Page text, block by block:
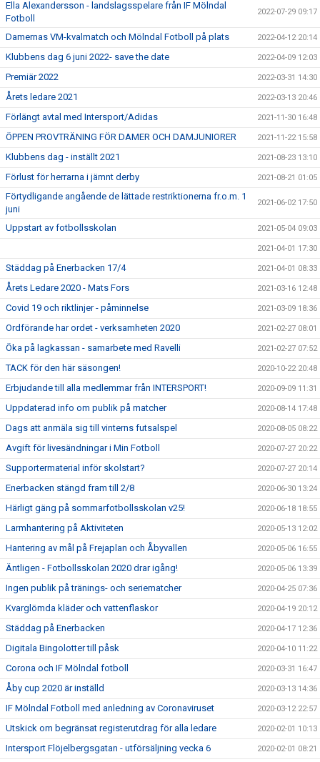
Ella Alexandersson - landslagsspelare från IF Mölndal
Fotboll
2022-07-29 09:17
Damernas VM-kvalmatch och Mölndal Fotboll på plats 2022-04-12 20:14
Klubbens dag 6 juni 2022- save the date 2022-04-09 12:03
Premiär 2022 2022-03-31 14:30
Årets ledare 2021 2022-03-13 20:46
Förlängt avtal med Intersport/Adidas 2021-11-30 16:48
ÖPPEN PROVTRÄNING FÖR DAMER OCH DAMJUNIORER 2021-11-22 15:58
Klubbens dag - inställt 2021 2021-08-23 13:10
Förlust för herrarna i jämnt derby 2021-08-21 01:05
Förtydligande angående de lättade restriktionerna fr.o.m. 1
juni
2021-06-02 17:50
Uppstart av fotbollsskolan 2021-05-04 09:03
2021-04-01 17:30
Städdag på Enerbacken 17/4 2021-04-01 08:33
Årets Ledare 2020 - Mats Fors 2021-03-16 12:48
Covid 19 och riktlinjer - påminnelse 2021-03-09 18:36
Ordförande har ordet - verksamheten 2020 2021-02-27 08:01
Öka på lagkassan - samarbete med Ravelli 2021-02-27 07:52
TACK för den här säsongen! 2020-10-22 20:48
Erbjudande till alla medlemmar från INTERSPORT! 2020-09-09 11:31
Uppdaterad info om publik på matcher 2020-08-14 17:48
Dags att anmäla sig till vinterns futsalspel 2020-08-05 08:22
Avgift för livesändningar i Min Fotboll 2020-07-27 20:22
Supportermaterial inför skolstart? 2020-07-27 20:14
Enerbacken stängd fram till 2/8 2020-06-30 13:24
Härligt gäng på sommarfotbollsskolan v25! 2020-06-18 18:55
Larmhantering på Aktiviteten 2020-05-13 12:02
Hantering av mål på Frejaplan och Åbyvallen 2020-05-06 16:55
Äntligen - Fotbollsskolan 2020 drar igång! 2020-05-06 13:39
Ingen publik på tränings- och seriematcher 2020-04-25 07:36
Kvarglömda kläder och vattenflaskor 2020-04-19 20:12
Städdag på Enerbacken 2020-04-17 12:36
Digitala Bingolotter till påsk 2020-04-10 11:22
Corona och IF Mölndal fotboll 2020-03-31 16:47
Åby cup 2020 är inställd 2020-03-13 14:36
IF Mölndal Fotboll med anledning av Coronaviruset 2020-03-12 22:57
Utskick om begränsat registerutdrag för alla ledare 2020-02-01 10:13
Intersport Flöjelbergsgatan - utförsäljning vecka 6 2020-02-01 08:21